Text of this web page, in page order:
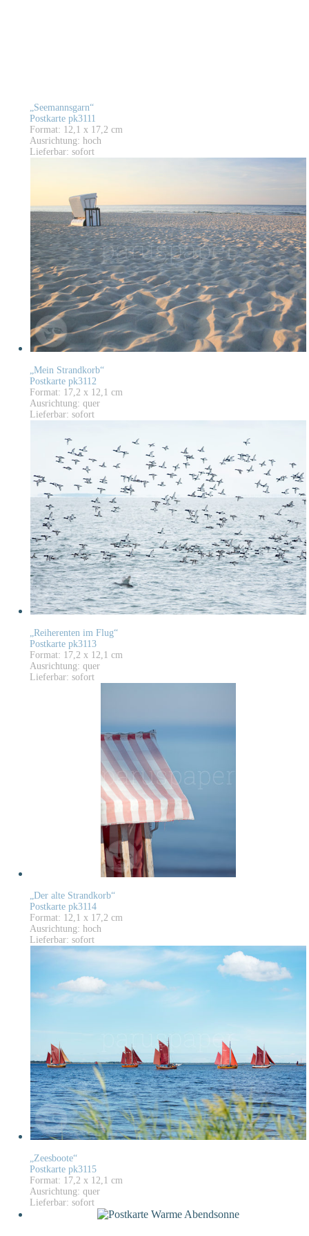
„Seemannsgarn“
Postkarte pk3111
Format: 12,1 x 17,2 cm
Ausrichtung: hoch
Lieferbar: sofort
„Mein Strandkorb“
Postkarte pk3112
Format: 17,2 x 12,1 cm
Ausrichtung: quer
Lieferbar: sofort
„Reiherenten im Flug“
Postkarte pk3113
Format: 17,2 x 12,1 cm
Ausrichtung: quer
Lieferbar: sofort
„Der alte Strandkorb“
Postkarte pk3114
Format: 12,1 x 17,2 cm
Ausrichtung: hoch
Lieferbar: sofort
„Zeesboote“
Postkarte pk3115
Format: 17,2 x 12,1 cm
Ausrichtung: quer
Lieferbar: sofort